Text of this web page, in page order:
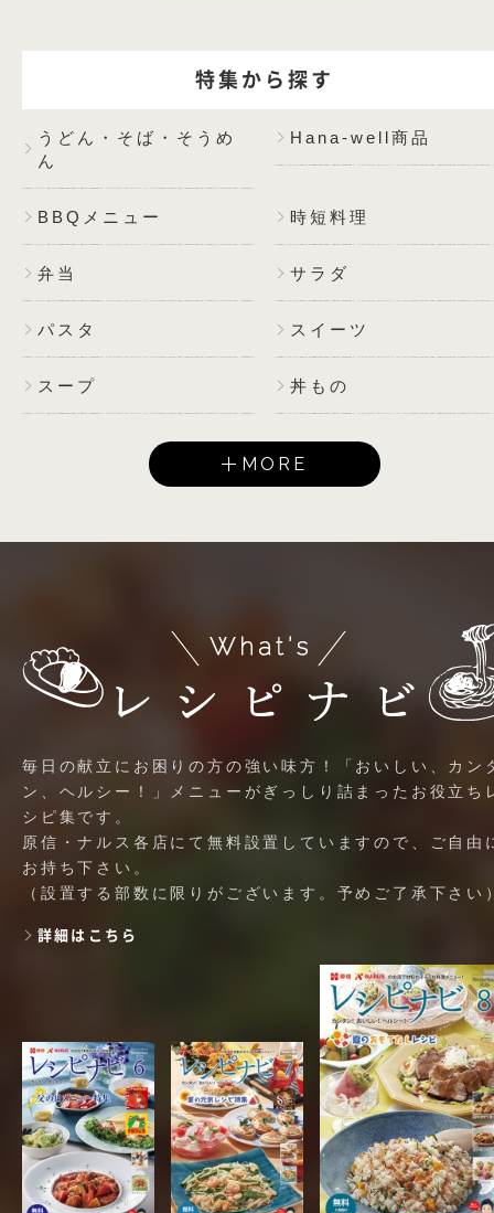
特集から探す
うどん・そば・そうめ
ん
Hana-well商品
BBQメニュー 時短料理
弁当 サラダ
パスタ スイーツ
スープ 丼もの
MORE
毎日の献立にお困りの方の強い味方！「おいしい、カン
ン、ヘルシー！」メニューがぎっしり詰まったお役立ち
シピ集です。
原信・ナルス各店にて無料設置していますので、ご自由
お持ち下さい。
（設置する部数に限りがございます。予めご了承下さい
詳細はこちら